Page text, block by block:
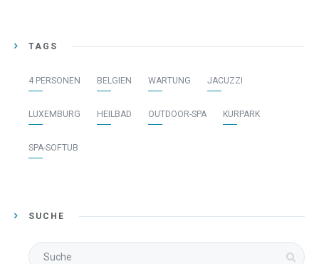
TAGS
4 PERSONEN BELGIEN WARTUNG JACUZZI
LUXEMBURG HEILBAD OUTDOOR-SPA KURPARK
SPA-SOFTUB
SUCHE